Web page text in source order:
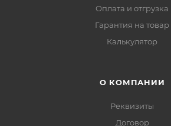
Оплата и отгрузка
Гарантия на товар
Калькулятор
О КОМПАНИИ
Реквизиты
Договор